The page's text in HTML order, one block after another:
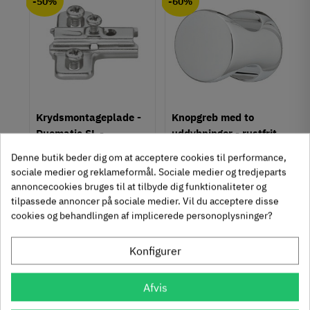
Hulafstand
32 mm
Type
Grebsliste
Stil
Moderne
Tilstand Ny
Krydsmontageplade -
Duomatic SL -
329.87.510
9,25 kr-50%
4,63 Inkl. moms
312 stk på lager
Knopgreb med to
uddybninger - rustfrit
136.05.009
14,40 kr-60%
5,76 Inkl. moms
1131 stk på lager
Se også disse alternativer i stedet
Denne butik beder dig om at acceptere cookies til performance,
sociale medier og reklameformål. Sociale medier og tredjeparts
annoncecookies bruges til at tilbyde dig funktionaliteter og
tilpassede annoncer på sociale medier. Vil du acceptere disse
cookies og behandlingen af implicerede personoplysninger?
Konfigurer
Afvis